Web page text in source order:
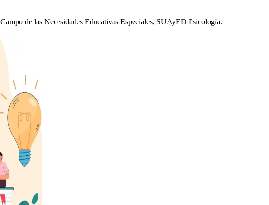
de las Necesidades Educativas Especiales, SUAyED Psicología.